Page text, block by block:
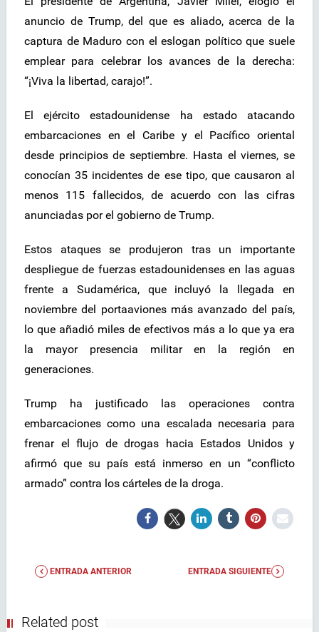
anuncio de Trump, del que es aliado, acerca de la
captura de Maduro con el eslogan político que suele
emplear para celebrar los avances de la derecha:
“¡Viva la libertad, carajo!”.
El ejército estadounidense ha estado atacando
embarcaciones en el Caribe y el Pacífico oriental
desde principios de septiembre. Hasta el viernes, se
conocían 35 incidentes de ese tipo, que causaron al
menos 115 fallecidos, de acuerdo con las cifras
anunciadas por el gobierno de Trump.
Estos ataques se produjeron tras un importante
despliegue de fuerzas estadounidenses en las aguas
frente a Sudamérica, que incluyó la llegada en
noviembre del portaaviones más avanzado del país,
lo que añadió miles de efectivos más a lo que ya era
la mayor presencia militar en la región en
generaciones.
Trump ha justificado las operaciones contra
embarcaciones como una escalada necesaria para
frenar el flujo de drogas hacia Estados Unidos y
afirmó que su país está inmerso en un “conflicto
armado” contra los cárteles de la droga.
ENTRADA ANTERIOR ENTRADA SIGUIENTE
Related post